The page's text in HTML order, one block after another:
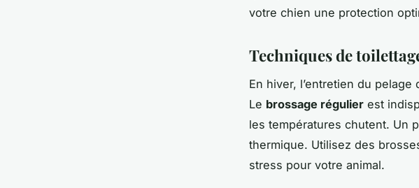
votre chien une protection
Techniques de
En hiver, l’entretien du
Le brossage régulier est
les températures chutent. Un
thermique. Utilisez des
stress pour votre animal.